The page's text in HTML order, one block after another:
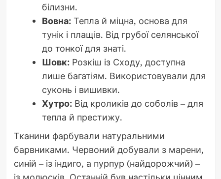
білизни.
Вовна:Тепла й міцна, основа для
тунік і плащів. Від грубої селянської
до тонкої для знаті.
Шовк:Розкіш із Сходу, доступна
лише багатіям. Використовували для
суконь і вишивки.
Хутро:Від кроликів до соболів – для
тепла й престижу.
Тканини фарбували натуральними
барвниками. Червоний добували з марени,
синій – із індиго, а пурпур (найдорожчий) –